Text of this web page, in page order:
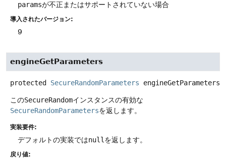
paramsが不正またはサポートされていない場合
導入されたバージョン:
9
engineGetParameters
protected SecureRandomParameters engineGetParameters
このSecureRandomインスタンスの有効な
SecureRandomParametersを返します。
実装要件:
デフォルトの実装ではnull を返します。
戻り値: